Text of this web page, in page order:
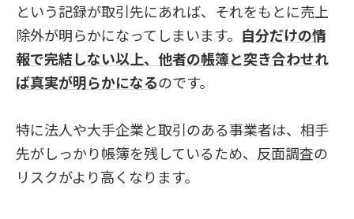
という記録が取引先にあれば、それをもとに売上
除外が明らかになってしまいます。 自分だけの情
報で完結しない以上、他者の帳簿と突き合わせれ
ば真実が明らかになるのです。
特に法人や大手企業と取引のある事業者は、相手
先がしっかり帳簿を残しているため、反面調査の
リスクがより高くなります。